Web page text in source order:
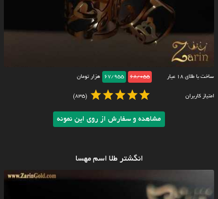
ساخت با طلای ۱۸ عیار 68/055
67/955 هزار تومان
امتیاز کاربران (835)
مشاهده و سفارش از روی این نمونه
انگشتر طلا اسم مهسا